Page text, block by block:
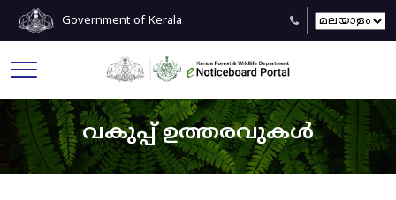
Government of Kerala
വകുപ്പ് ഉത്തരവുകൾ